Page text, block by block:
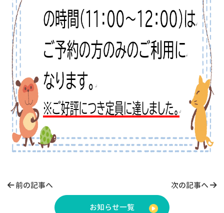
前の記事へ 次の記事へ
お知らせ一覧